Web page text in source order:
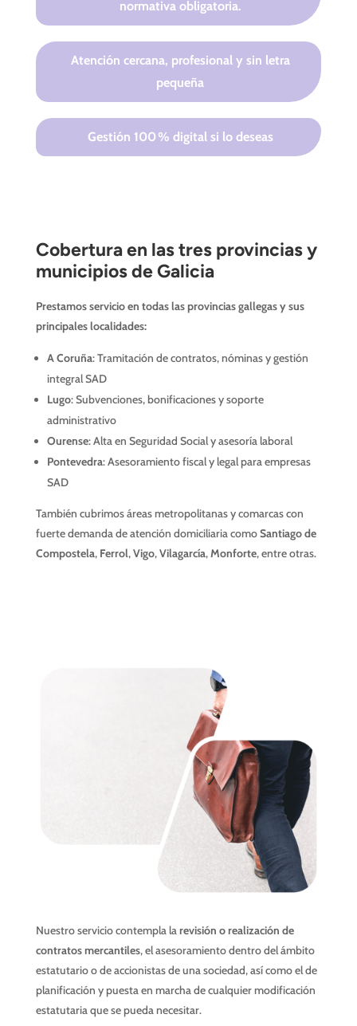
normativa obligatoria.
Atención cercana, profesional y sin letra
pequeña
Gestión 100 % digital si lo deseas
Cobertura en las tres provincias y
municipios de Galicia
Prestamos servicio en todas las provincias gallegas y sus
principales localidades:
A Coruña: Tramitación de contratos, nóminas y gestión
integral SAD
Lugo: Subvenciones, bonificaciones y soporte
administrativo
Ourense: Alta en Seguridad Social y asesoría laboral
Pontevedra: Asesoramiento fiscal y legal para empresas
SAD
También cubrimos áreas metropolitanas y comarcas con
fuerte demanda de atención domiciliaria comoSantiago de
Compostela, Ferrol,Vigo,Vilagarcía,Monforte, entre otras.
Nuestro servicio contempla larevisión o realización de
contratos mercantiles, el asesoramiento dentro del ámbito
estatutario o de accionistas de una sociedad, así como el de
planificación y puesta en marcha de cualquier modificación
estatutaria que se pueda necesitar.